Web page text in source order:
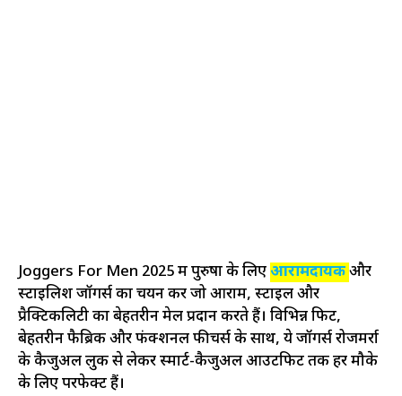
Joggers For Men 2025 में पुरुषों के लिएआरामदायकऔर
स्टाइलिश जॉगर्स का चयन करें जो आराम, स्टाइल और
प्रैक्टिकलिटी का बेहतरीन मेल प्रदान करते हैं। विभिन्न फिट,
बेहतरीन फैब्रिक और फंक्शनल फीचर्स के साथ, ये जॉगर्स रोजमर्रा
के कैजुअल लुक से लेकर स्मार्ट-कैजुअल आउटफिट तक हर मौके
के लिए परफेक्ट हैं।